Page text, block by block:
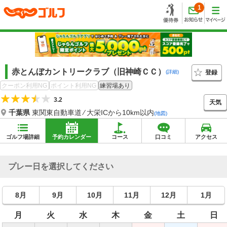
1
赤とんぼカントリークラブ（旧神崎ＣＣ） (詳細)
登録
クーポン利用NG
ポイント利用NG 練習場あり
3.2
千葉県東関東自動車道 ⁄ 大栄ICから10km以内(地図)
天気
ゴルフ場詳細 予約カレンダー コース 口コミ アクセス
プレー日を選択してください
8月 9月 10月 11月 12月 1月
月 火 水 木 金 土
日